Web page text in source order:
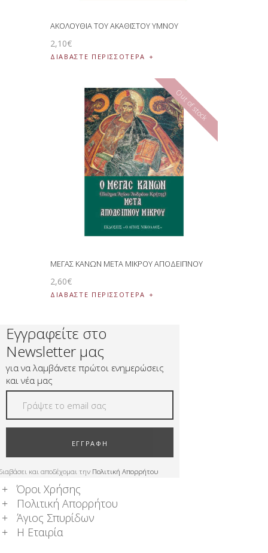
ΑΚΟΛΟΥΘΙΑ ΤΟΥ ΑΚΑΘΙΣΤΟΥ ΥΜΝΟΥ
2,10€
ΔΙΑΒΆΣΤΕ ΠΕΡΙΣΣΌΤΕΡΑ
Out of stock
ΜΕΓΑΣ ΚΑΝΩΝ ΜΕΤΑ ΜΙΚΡΟΥ ΑΠΟΔΕΙΠΝΟΥ
2,60€
ΔΙΑΒΆΣΤΕ ΠΕΡΙΣΣΌΤΕΡΑ
Εγγραφείτε στο
Newsletter μας
για να λαμβάνετε πρώτοι ενημερώσεις
και νέα μας
ΕΓΓΡΑΦΗ
και αποδέχομαι την Πολιτική Απορρήτου
Όροι Χρήσης
Πολιτική Απορρήτου
Άγιος Σπυρίδων
Η Εταιρία